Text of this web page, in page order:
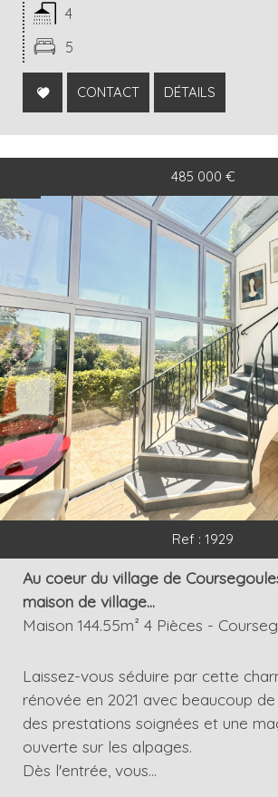
4
5
CONTACT DÉTAILS
485 000 €
Ref : 1929
Au coeur du village de
maison de village...
Maison 144.55m² 4 Pièces -
Laissez-vous séduire par cette
rénovée en 2021 avec beaucoup
des prestations soignées et une
ouverte sur les alpages.
Dès l'entrée, vous...